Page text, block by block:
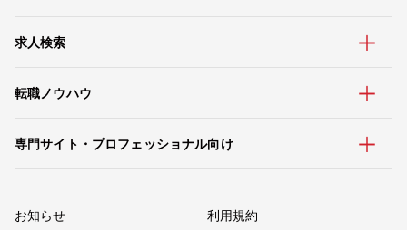
求人検索
転職ノウハウ
専門サイト・プロフェッショナル向け
お知らせ
利用規約